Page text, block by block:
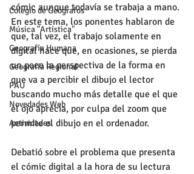
Colegio de Geógrafos
Música "Artística"
Geografía Humana
Geografía Regional
PAU
Novedades Web
Actividades
cómic aunque todavía se trabaja a mano.
En este tema, los ponentes hablaron de
que, tal vez, el trabajo solamente en
digital hace que, en ocasiones, se pierda
un poco la perspectiva de la forma en
que va a percibir el dibujo el lector
buscando mucho más detalle que el que
el ojo aprecia, por culpa del zoom que
permite el dibujo en el ordenador.
Debatió sobre el problema que presenta
el cómic digital a la hora de su lectura